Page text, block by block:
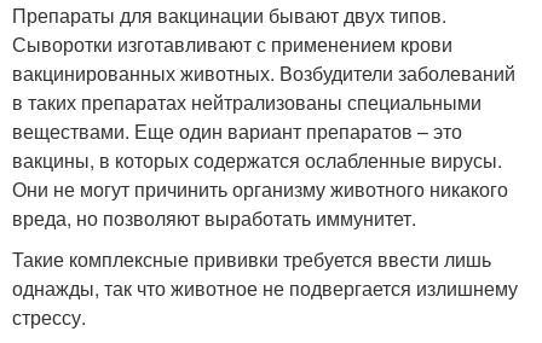
Препараты для вакцинации бывают двух типов.
Сыворотки изготавливают с применением крови
вакцинированных животных. Возбудители заболеваний
в таких препаратах нейтрализованы специальными
веществами. Еще один вариант препаратов – это
вакцины, в которых содержатся ослабленные вирусы.
Они не могут причинить организму животного никакого
вреда, но позволяют выработать иммунитет.
Такие комплексные прививки требуется ввести лишь
однажды, так что животное не подвергается излишнему
стрессу.